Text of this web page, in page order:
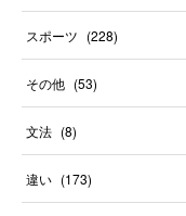
スポーツ (228)
その他 (53)
文法 (8)
違い (173)